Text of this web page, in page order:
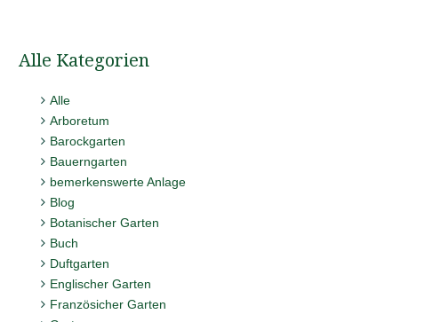
Alle Kategorien
Alle
Arboretum
Barockgarten
Bauerngarten
bemerkenswerte Anlage
Blog
Botanischer Garten
Buch
Duftgarten
Englischer Garten
Französicher Garten